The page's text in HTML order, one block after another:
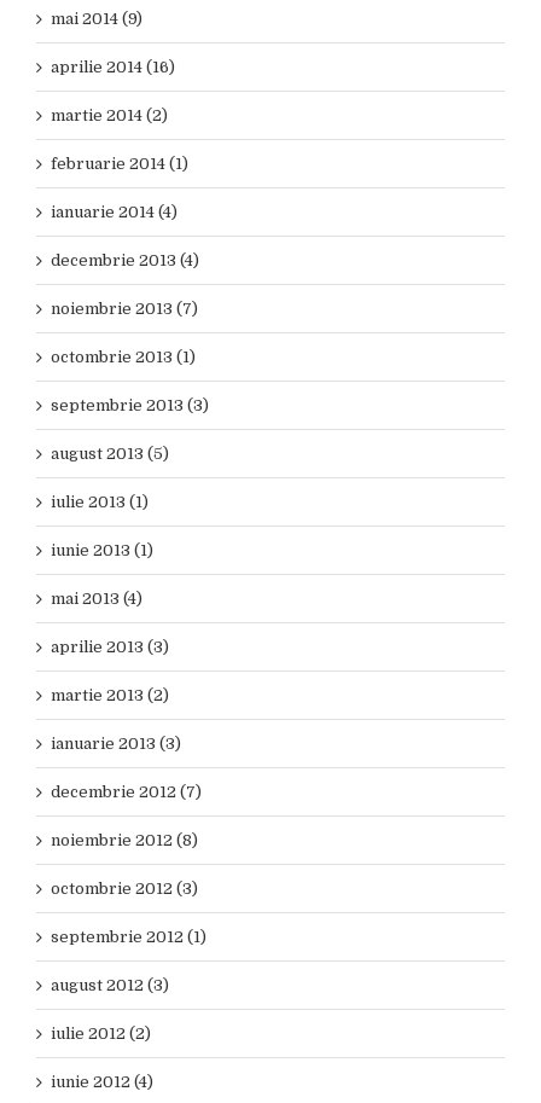
mai 2014 (9)
aprilie 2014 (16)
martie 2014 (2)
februarie 2014 (1)
ianuarie 2014 (4)
decembrie 2013 (4)
noiembrie 2013 (7)
octombrie 2013 (1)
septembrie 2013 (3)
august 2013 (5)
iulie 2013 (1)
iunie 2013 (1)
mai 2013 (4)
aprilie 2013 (3)
martie 2013 (2)
ianuarie 2013 (3)
decembrie 2012 (7)
noiembrie 2012 (8)
octombrie 2012 (3)
septembrie 2012 (1)
august 2012 (3)
iulie 2012 (2)
iunie 2012 (4)